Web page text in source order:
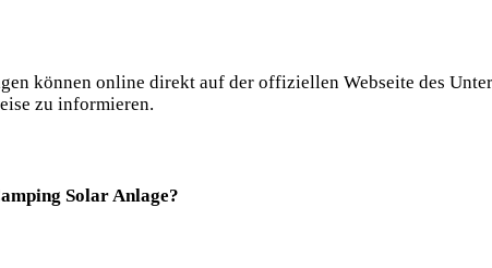
können online direkt auf der offiziellen Webseite des
zu informieren.
Solar Anlage?